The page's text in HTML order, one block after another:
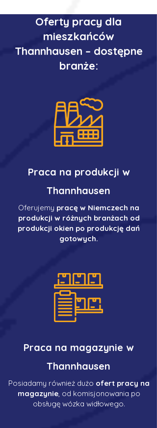
Oferty pracy dla
mieszkańców
Thannhausen – dostępne
branże:
Praca na produkcji w
Thannhausen
Oferujemy pracę w Niemczech na
produkcji w różnych branżach od
produkcji okien po produkcję dań
gotowych.
Praca na magazynie w
Thannhausen
Posiadamy również dużo ofert pracy na
magazynie, od komisjonowania po
obsługę wózka widłowego.